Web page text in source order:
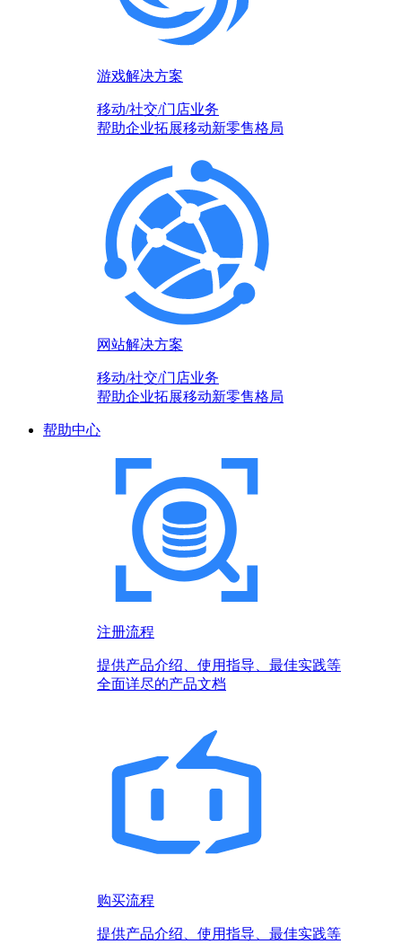
游戏解决方案
移动/社交/门店业务
帮助企业拓展移动新零售格局
网站解决方案
移动/社交/门店业务
帮助企业拓展移动新零售格局
帮助中心
注册流程
提供产品介绍、使用指导、最佳实践等
全面详尽的产品文档
购买流程
提供产品介绍、使用指导、最佳实践等